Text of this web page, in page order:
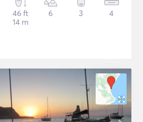
46 ft
14 m
6 3 4